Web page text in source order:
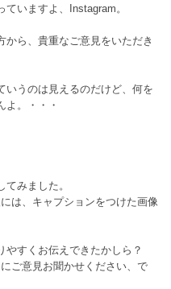
いますよ、Instagram。
から、貴重なご意見をいただき
いうのは見えるのだけど、何を
よ。・・・
みました。
は、キャプションをつけた画像
やすくお伝えできたかしら？
ご意見お聞かせください、で